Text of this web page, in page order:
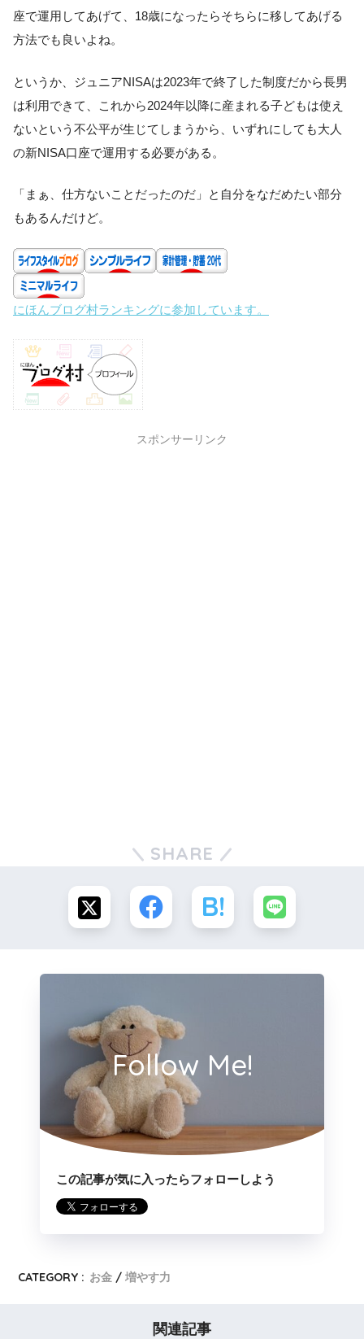
座で運用してあげて、18歳になったらそちらに移してあげる
方法でも良いよね。
というか、ジュニアNISAは2023年で終了した制度だから長男
は利用できて、これから2024年以降に産まれる子どもは使え
ないという不公平が生じてしまうから、いずれにしても大人
の新NISA口座で運用する必要がある。
「まぁ、仕方ないことだったのだ」と自分をなだめたい部分
もあるんだけど。
にほんブログ村ランキングに参加しています。
スポンサーリンク
SHARE
Follow Me!
この記事が気に入ったらフォローしよう
CATEGORY : お金 増やす力
関連記事